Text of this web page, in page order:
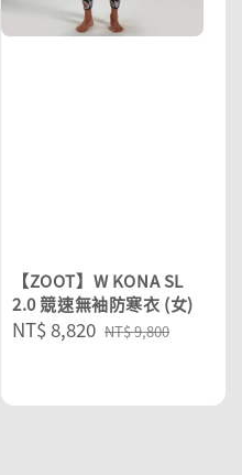
【ZOOT】W KONA SL
2.0 競速無袖防寒衣 (女)
Sale
NT$ 8,820 Regular
NT$ 9,800